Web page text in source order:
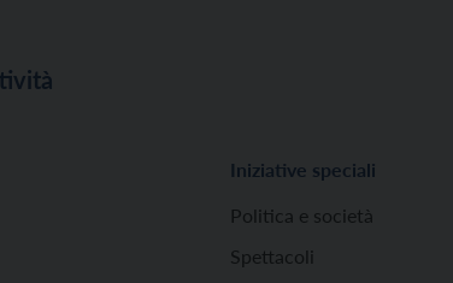
Iniziative speciali
Politica e società
Spettacoli